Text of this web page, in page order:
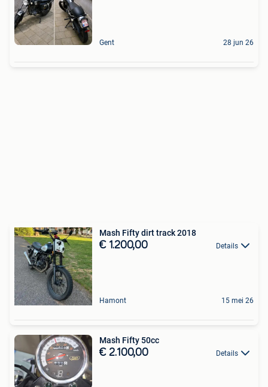
Gent 28 jun 26
Mash Fifty dirt track 2018
€ 1.200,00 Details
Hamont 15 mei 26
Mash Fifty 50cc
€ 2.100,00 Details